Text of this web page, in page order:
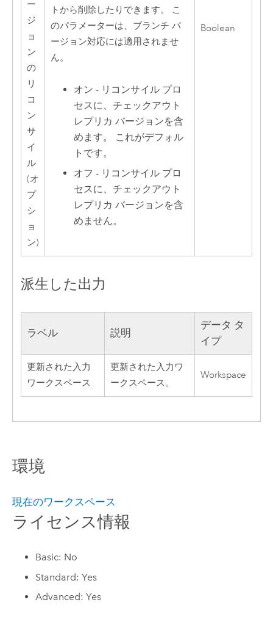
ー
ジ
ョ
ン
の
リ
コ
ン
サ
イ
ル
(オ
プ
シ
ョ
ン)
トから削除したりできます。 こ
のパラメーターは、ブランチ バ
ージョン対応には適用されませ
ん。
オン - リコンサイル プロ
セスに、チェックアウト
レプリカ バージョンを含
めます。 これがデフォル
トです。
オフ - リコンサイル プロ
セスに、チェックアウト
レプリカ バージョンを含
めません。
Boolean
派生した出力
ラベル 説明
データ タ
イプ
更新された入力
ワークスペース
更新された入力ワ
ークスペース。
Workspace
環境
現在のワークスペース
ライセンス情報
Basic: No
Standard: Yes
Advanced: Yes